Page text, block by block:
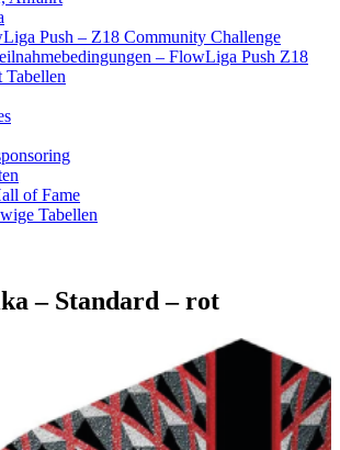
Push – Z18 Community Challenge
– FlowLiga Push Z18
Tabellen
of Fame
Tabellen
– Standard – rot